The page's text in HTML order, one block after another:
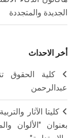
الجديدة والمتجددة
أخر الاحداث
كلية الحقوق
عبدالرحمن
كليتا الآثار
بعنوان "الألوان